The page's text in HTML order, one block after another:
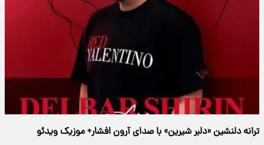
ترانه دلنشین «دلبر شیرین» با صدای آرون افشار+ موزیک ویدئو